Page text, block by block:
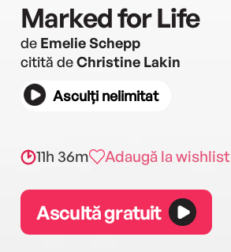
Marked for Life
de Emelie Schepp
citită deChristine Lakin
Asculți nelimitat
11h 36m Adaugă la wishlist
Ascultă gratuit